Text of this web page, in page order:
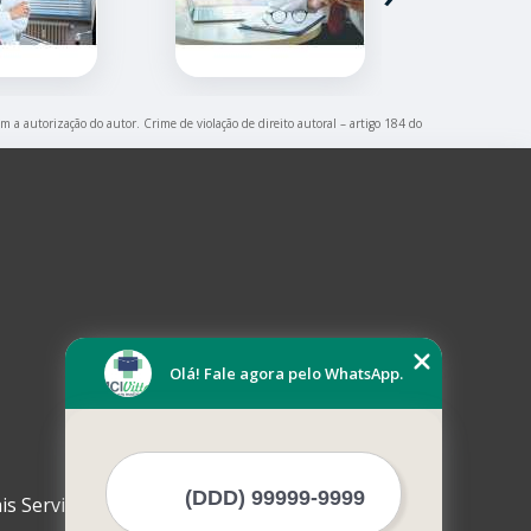
a autorização do autor. Crime de violação de direito autoral – artigo 184 do
Serviços
Olá! Fale agora pelo WhatsApp.